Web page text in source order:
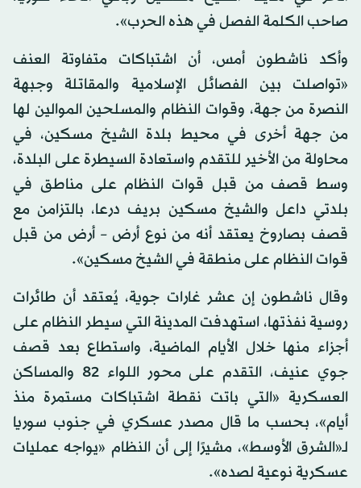
صاحب الكلمة الفصل في هذه الحرب».
وأكد ناشطون أمس، أن اشتباكات متفاوتة العنف
«تواصلت بين الفصائل الإسلامية والمقاتلة وجبهة
النصرة من جهة، وقوات النظام والمسلحين الموالين لها
من جهة أخرى في محيط بلدة الشيخ مسكين، في
محاولة من الأخير للتقدم واستعادة السيطرة على البلدة،
وسط قصف من قبل قوات النظام على مناطق في
بلدتي داعل والشيخ مسكين بريف درعا، بالتزامن مع
قصف بصاروخ يعتقد أنه من نوع أرض – أرض من قبل
قوات النظام على منطقة في الشيخ مسكين».
وقال ناشطون إن عشر غارات جوية، يُعتقد أن طائرات
روسية نفذتها، استهدفت المدينة التي سيطر النظام على
أجزاء منها خلال الأيام الماضية، واستطاع بعد قصف
جوي عنيف، التقدم على محور اللواء 82 والمساكن
العسكرية «التي باتت نقطة اشتباكات مستمرة منذ
أيام»، بحسب ما قال مصدر عسكري في جنوب سوريا
لـ«الشرق الأوسط»، مشيرًا إلى أن النظام «يواجه عمليات
عسكرية نوعية لصده».